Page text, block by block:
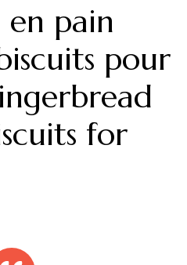
pain
pour
for